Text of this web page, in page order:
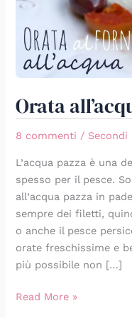
Orata
8 commenti / Secondi
L’acqua pazza è una
spesso per il pesce.
all’acqua pazza in
sempre dei filetti,
o anche il pesce
orate freschissime e
più possibile non […]
Read More »